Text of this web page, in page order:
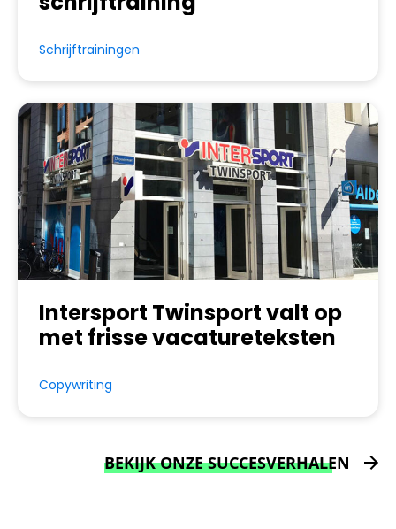
Schrijftrainingen
Intersport Twinsport valt op
met frisse vacatureteksten
Copywriting
BEKIJK ONZE SUCCESVERHALEN